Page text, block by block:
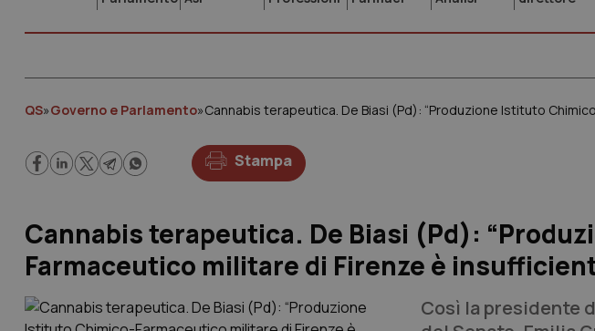
QS»Governo e Parlamento»Cannabis terapeutica. De Biasi (Pd): “Produzione Istituto
Stampa
Cannabis terapeutica. De Biasi (Pd):
Farmaceutico militare di Firenze è
Così la presidente